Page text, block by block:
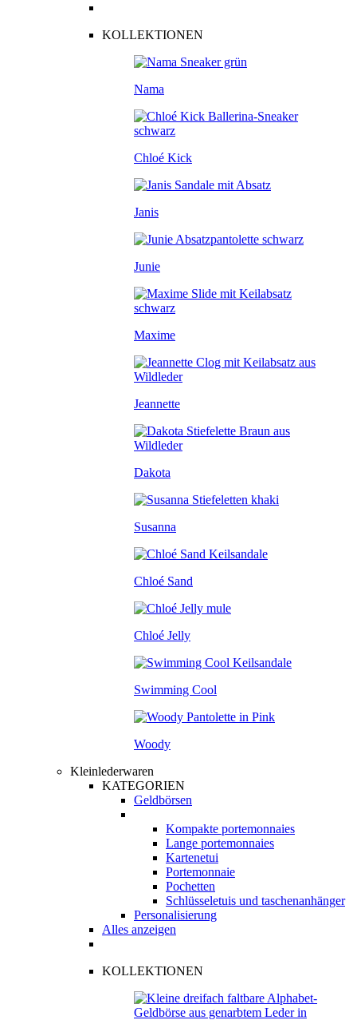
KOLLEKTIONEN
Nama
Chloé Kick
Janis
Junie
Maxime
Jeannette
Dakota
Susanna
Chloé Sand
Chloé Jelly
Swimming Cool
Woody
Kleinlederwaren
KATEGORIEN
Geldbörsen
Kompakte portemonnaies
Lange portemonnaies
Kartenetui
Portemonnaie
Pochetten
Schlüsseletuis und taschenanhänger
Personalisierung
Alles anzeigen
KOLLEKTIONEN